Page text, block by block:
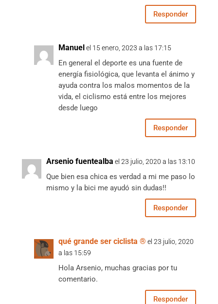
Responder
Manuel el 15 enero, 2023 a las 17:15
En general el deporte es una fuente de
energía fisiológica, que levanta el ánimo y
ayuda contra los malos momentos de la
vida, el ciclismo está entre los mejores
desde luego
Responder
Arsenio fuentealba el 23 julio, 2020 a las 13:10
Que bien esa chica es verdad a mi me paso lo
mismo y la bici me ayudó sin dudas!!
Responder
qué grande ser ciclista ® el 23 julio, 2020
a las 15:59
Hola Arsenio, muchas gracias por tu
comentario.
Responder